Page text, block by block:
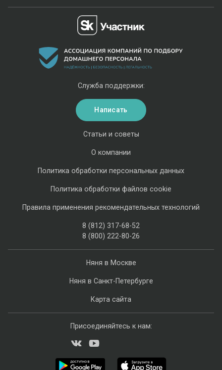
Няня в Москве
Няня в Санкт-Петербурге
Карта сайта
Статьи и советы
О компании
Политика обработки персональных данных
Политика обработки файлов cookie
Правила применения рекомендательных технологий
8 (812) 317-68-52
8 (800) 222-80-26
Служба поддержки:
Написать
Присоединяйтесь к нам: